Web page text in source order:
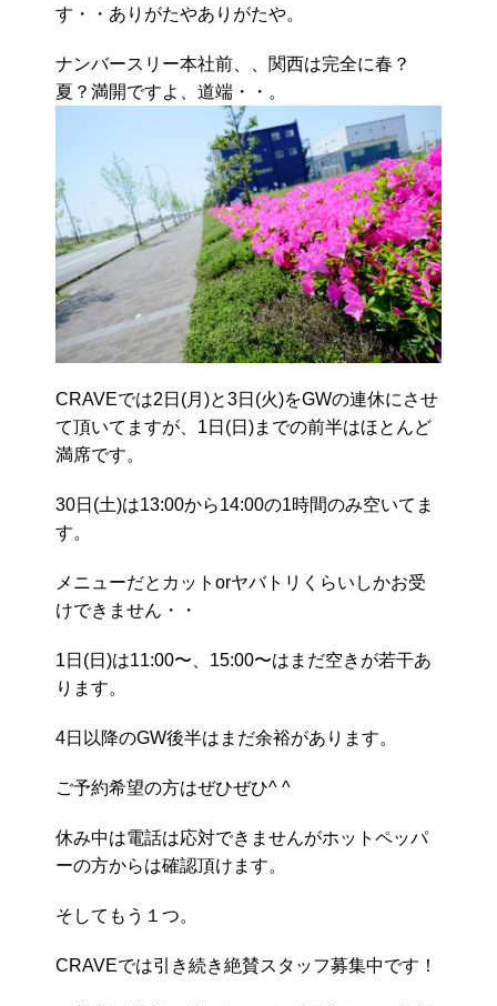
す・・ありがたやありがたや。
ナンバースリー本社前、、関西は完全に春？
夏？満開ですよ、道端・・。
CRAVEでは2日(月)と3日(火)をGWの連休にさせ
て頂いてますが、1日(日)までの前半はほとんど
満席です。
30日(土)は13:00から14:00の1時間のみ空いてま
す。
メニューだとカットorヤバトリくらいしかお受
けできません・・
1日(日)は11:00〜、15:00〜はまだ空きが若干あ
ります。
4日以降のGW後半はまだ余裕があります。
ご予約希望の方はぜひぜひ^ ^
休み中は電話は応対できませんがホットペッパ
ーの方からは確認頂けます。
そしてもう１つ。
CRAVEでは引き続き絶賛スタッフ募集中です！